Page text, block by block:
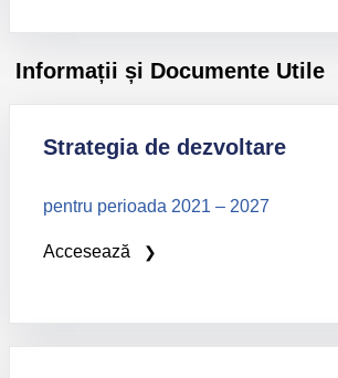
Informații și Documente Utile
Strategia de dezvoltare
pentru perioada 2021 – 2027
Accesează